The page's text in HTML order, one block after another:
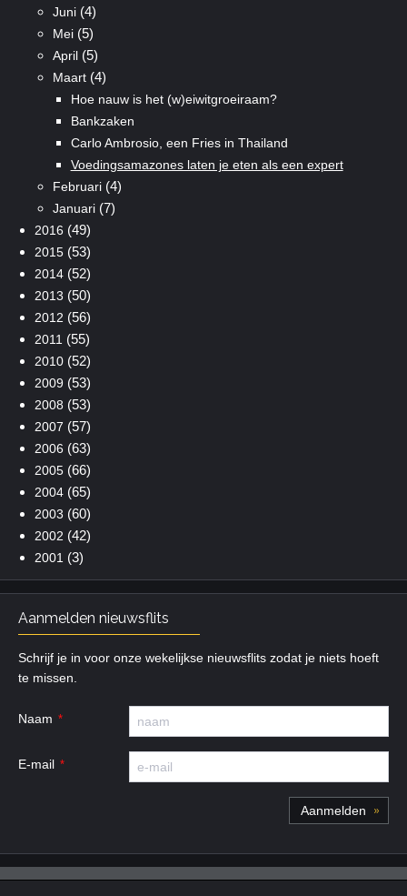
Juni(4)
Mei(5)
April(5)
Maart(4)
Hoe nauw is het (w)eiwitgroeiraam?
Bankzaken
Carlo Ambrosio, een Fries in Thailand
Voedingsamazones laten je eten als een expert
Februari(4)
Januari(7)
2016 (49)
2015(53)
2014(52)
2013 (50)
2012 (56)
2011 (55)
2010(52)
2009 (53)
2008 (53)
2007 (57)
2006 (63)
2005(66)
2004(65)
2003 (60)
2002 (42)
2001 (3)
Aanmelden nieuwsflits
Schrijf je in voor onze wekelijkse nieuwsflits zodat je niets hoeft
te missen.
Naam
E-mail